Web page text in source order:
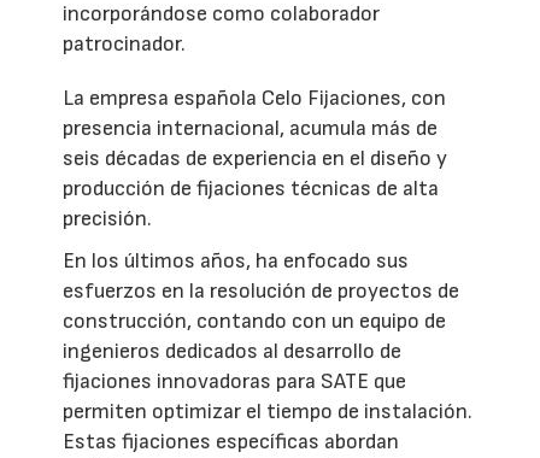
incorporándose como colaborador
patrocinador.
La empresa española Celo Fijaciones, con
presencia internacional, acumula más de
seis décadas de experiencia en el diseño y
producción de fijaciones técnicas de alta
precisión.
En los últimos años, ha enfocado sus
esfuerzos en la resolución de proyectos de
construcción, contando con un equipo de
ingenieros dedicados al desarrollo de
fijaciones innovadoras para SATE que
permiten optimizar el tiempo de instalación.
Estas fijaciones específicas abordan